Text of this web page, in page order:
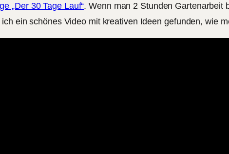
„Der 30 Tage Lauf“. Wenn man 2 Stunden Gartenarbeit
ein schönes Video mit kreativen Ideen gefunden, wie